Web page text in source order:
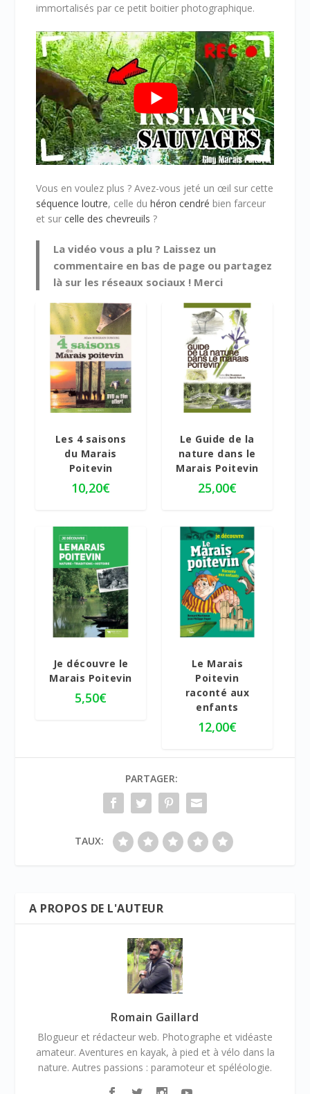
immortalisés par ce petit boitier photographique.
Vous en voulez plus ? Avez-vous jeté un œil sur cette
séquence loutre, celle duhéron cendré bien farceur
et surcelle des chevreuils ?
La vidéo vous a plu ? Laissez un
commentaire en bas de page ou partagez
là sur les réseaux sociaux ! Merci
Les 4 saisons
du Marais
Poitevin
10,20€
5.00
Le Guide de la
nature dans le
Marais Poitevin
25,00€
5.00
Je découvre le
Marais Poitevin
5,50€
Le Marais
Poitevin
raconté aux
enfants
12,00€
PARTAGER:
TAUX:
A PROPOS DE L'AUTEUR
Romain Gaillard
Blogueur et rédacteur web. Photographe et vidéaste
amateur. Aventures en kayak, à pied et à vélo dans la
nature. Autres passions : paramoteur et spéléologie.